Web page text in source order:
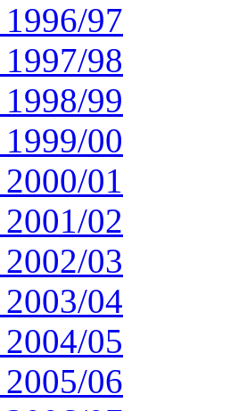
97
98
99
00
01
02
03
04
05
06